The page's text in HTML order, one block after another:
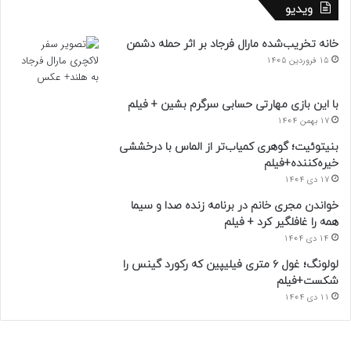
ویدیو
خانه تخریب‌شده مارال فرجاد بر اثر حمله دشمن
15 فروردین 1405
با این بازی مهارتی حسابی سرگرم بشین + فیلم
17 بهمن 1404
بنیتوئیت؛ گوهری کمیاب‌تر از الماس با درخششی
خیره‌کننده+فیلم
17 دی 1404
خواندن مجری خانم در برنامه زنده صدا و سیما
همه را غافلگیر کرد + فیلم
14 دی 1404
لولونگ؛ غول ۶ متری فیلیپین که رکورد گینس را
شکست+فیلم
11 دی 1404